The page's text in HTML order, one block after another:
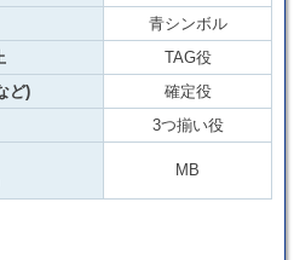
青シンボル
TAG役
ど)
確定役
3つ揃い役
MB